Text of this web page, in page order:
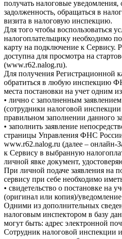
получать налоговые уведомления,
задолженность, обращаться в
визита в налоговую инспекцию.
Для того чтобы воспользоваться
налогоплательщику необходимо
карту на подключение к Сервису.
доступна для просмотра на
(www.r62.nalog.ru).
Для получения Регистрационной
обратиться в любую инспекцию
места постановки на учет одним
• лично с заполненным
(сотрудники налоговой
правильном заполнении данного
• заполнить заявление
страницы Управления ФНС России
www.r62.nalog.ru (далее – онлайн-
к Сервису в выбранную
личной явке документ,
При личной подаче заявления на
сервису при себе необходимо
• свидетельство о постановке на
(оригинал или копия)/уведомление
Одними из дополнительных
налоговым инспектором в базу
могут быть: адрес электронной
Сотрудник налоговой инспекции